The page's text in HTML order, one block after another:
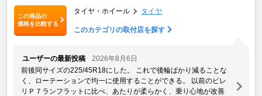
この商品の
価格を比較する
タイヤ・ホイール タイヤ
このカテゴリの取付店を探す
ユーザーの最新投稿
2026年8月6日
前後同サイズの225/45R18にした。 これで後輪ばかり減ることな
く、ローテーションで均一に使用することができる。 以前のピレ
リＰ７ランフラットに比べ、あたりが柔らかく、乗り心地が改善